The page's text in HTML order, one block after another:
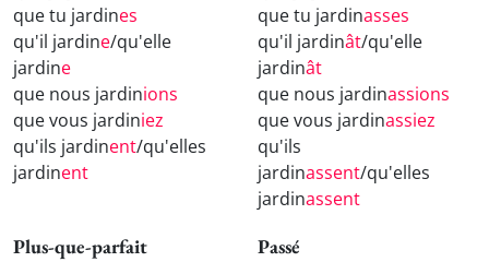
que tu jardines
qu'il jardine/qu'elle
jardine
que nous jardinions
que vous jardiniez
qu'ils jardinent/qu'elles
jardinent
que tu jardinasses
qu'il jardinât/qu'elle
jardinât
que nous jardinassions
que vous jardinassiez
qu'ils
jardinassent/qu'elles
jardinassent
Plus-que-parfait Passé